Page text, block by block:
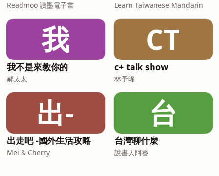
Readmoo 讀墨電子書 Learn Taiwanese Mandarin
我
我不是來教你的
郝太太
CT
c+ talk show
林予晞
出-
出走吧 -國外生活攻略
Mei & Cherry
台
台灣聊什麼
說書人阿睿